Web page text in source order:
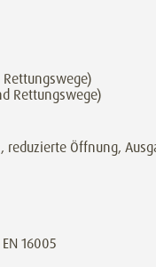
Rettungswege)
Öffnung,
16005